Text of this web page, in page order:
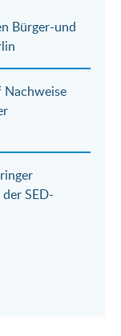
Bürger-und
SED-